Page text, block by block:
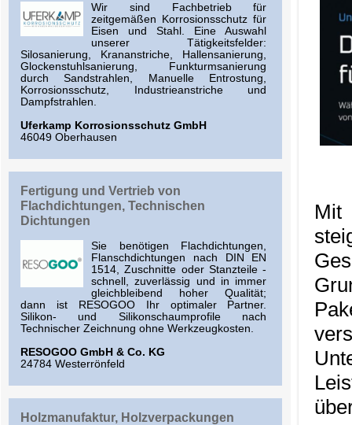
Wir sind Fachbetrieb für
zeitgemäßen Korrosionsschutz für
Eisen und Stahl. Eine Auswahl
unserer Tätigkeitsfelder:
Silosanierung, Krananstriche, Hallensanierung,
Glockenstuhlsanierung, Funkturmsanierung
durch Sandstrahlen, Manuelle Entrostung,
Korrosionsschutz, Industrieanstriche und
Dampfstrahlen.
Uferkamp Korrosionsschutz GmbH
46049 Oberhausen
Fertigung und Vertrieb von
Flachdichtungen, Technischen
Dichtungen
Sie benötigen Flachdichtungen,
Flanschdichtungen nach DIN EN
1514, Zuschnitte oder Stanzteile -
schnell, zuverlässig und in immer
gleichbleibend hoher Qualität;
dann ist RESOGOO Ihr optimaler Partner.
Silikon- und Silikonschaumprofile nach
Technischer Zeichnung ohne Werkzeugkosten.
RESOGOO GmbH & Co. KG
24784 Westerrönfeld
Holzmanufaktur, Holzverpackungen
Mit